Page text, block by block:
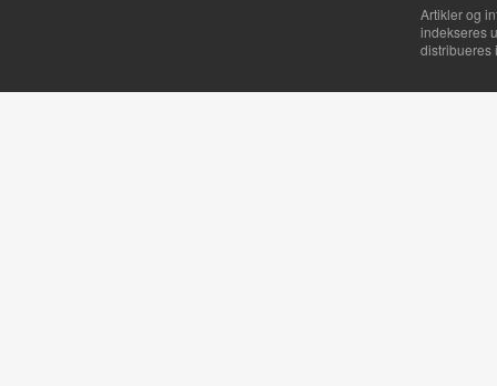
Artikler og
indekseres
distribueres